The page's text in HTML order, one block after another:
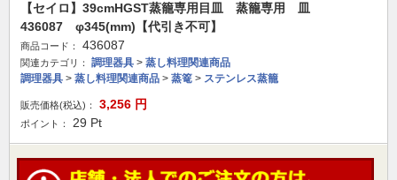
【セイロ】39cmHGST蒸籠専用目皿 蒸籠専用 皿
436087 φ345(mm)【代引き不可】
商品コード： 436087
関連カテゴリ： 調理器具 > 蒸し料理関連商品
調理器具 > 蒸し料理関連商品 > 蒸篭 > ステンレス蒸籠
販売価格(税込)： 3,256 円
ポイント： 29 Pt